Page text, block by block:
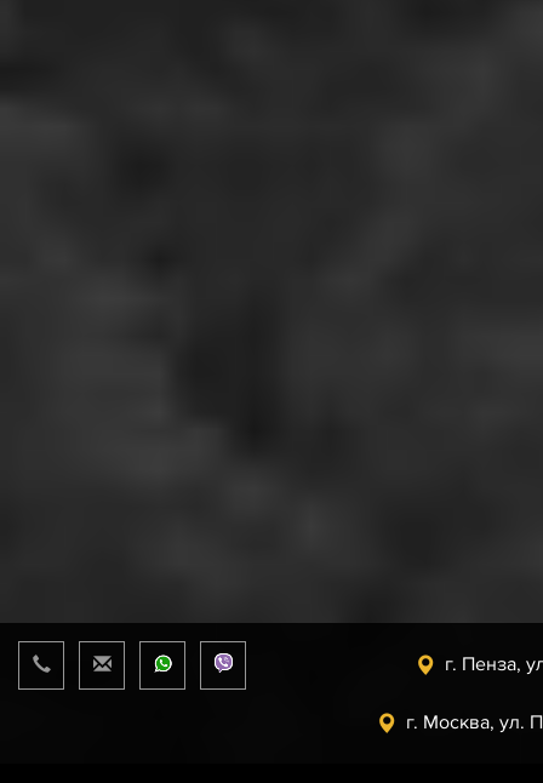
г. Пенза,
г. Москва, ул.